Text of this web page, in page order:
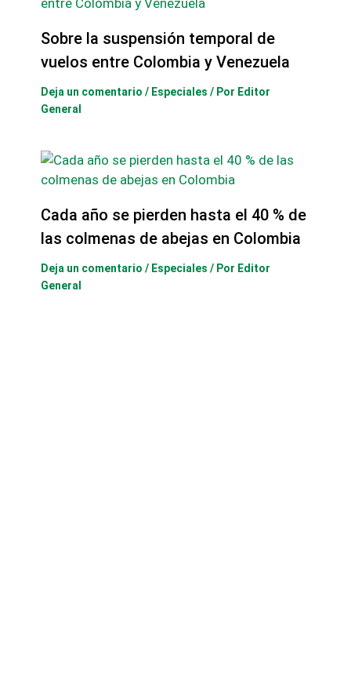
Sobre la suspensión temporal de
vuelos entre Colombia y Venezuela
Deja un comentario / Especiales / Por Editor
General
Cada año se pierden hasta el 40 % de
las colmenas de abejas en Colombia
Deja un comentario / Especiales / Por Editor
General